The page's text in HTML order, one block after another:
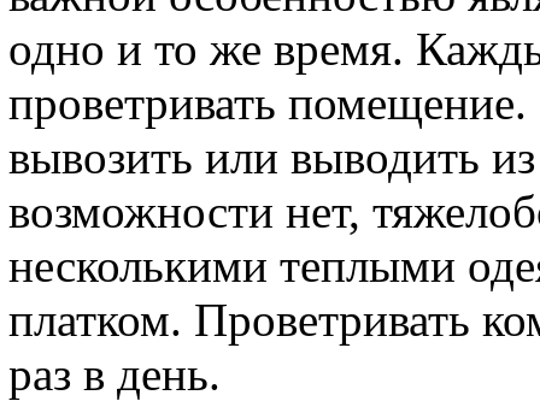
одно и то же время.
проветривать
вывозить или выводить
возможности нет,
несколькими теплыми
платком. Проветривать
раз в день.